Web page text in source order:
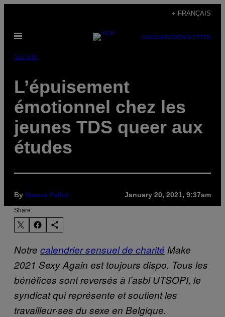
content
+ FRANÇAIS
Open
SUBSCRIBENEWSLETTER
Société
L’épuisement
émotionnel chez les
jeunes TDS queer aux
études
By Hanna Pallot January 20, 2021, 9:37am
Share:
Notre calendrier sensuel de charité Make
2021 Sexy Again est toujours dispo. Tous les
bénéfices sont reversés à l’asbl UTSOPI, le
syndicat qui représente et soutient les
travailleur·ses du sexe en Belgique.